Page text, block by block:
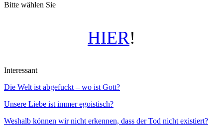
Bitte wählen Sie
HIER!
Interessant
Die Welt ist abgefuckt – wo ist Gott?
Unsere Liebe ist immer egoistisch?
Weshalb können wir nicht erkennen, dass der Tod nicht existiert?